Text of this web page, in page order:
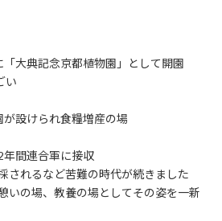
大典記念京都植物園」として開園
い
設けられ食糧増産の場
間連合軍に接収
されるなど苦難の時代が続きました
いの場、教養の場としてその姿を一新